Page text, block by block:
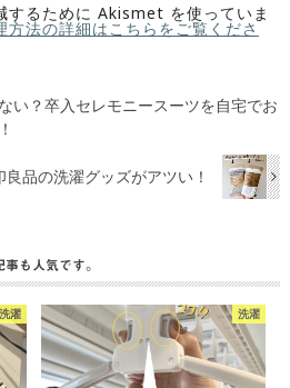
するために Akismet を使っていま
方法の詳細はこちらをご覧くださ
い？卒入セレモニースーツを自宅でお
良品の洗濯グッズがアツい！
事も人気です。
洗濯 洗濯